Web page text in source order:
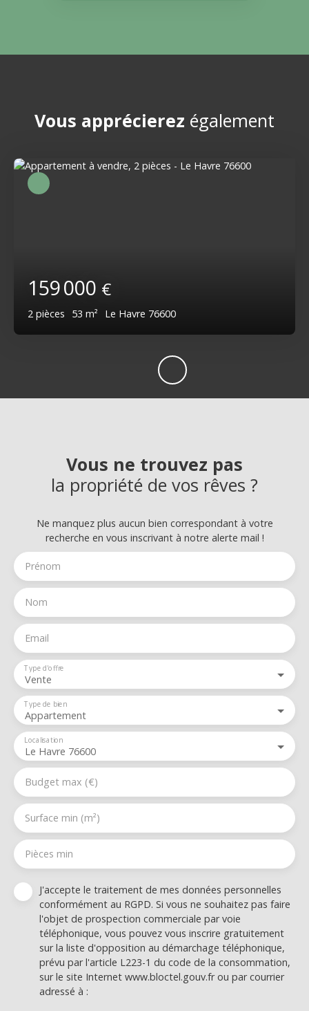
Vous apprécierez également
159 000 €
2 pièces 53 m² Le Havre 76600
Vous ne trouvez pas
la propriété de vos rêves ?
Ne manquez plus aucun bien correspondant à votre
recherche en vous inscrivant à notre alerte mail !
Prénom
Nom
Email
Vente
Type d'offre
Appartement
Type de bien
Le Havre 76600
Localisation
Budget max (€)
Surface min (m²)
Pièces min
J'accepte le traitement de mes données personnelles
conformément au RGPD. Si vous ne souhaitez pas faire
l'objet de prospection commerciale par voie
téléphonique, vous pouvez vous inscrire gratuitement
sur la liste d'opposition au démarchage téléphonique,
prévu par l'article L223-1 du code de la consommation,
sur le site Internet www.bloctel.gouv.fr ou par courrier
adressé à :